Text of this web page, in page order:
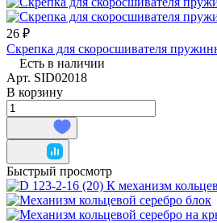
26 ₽
Скрепка для скоросшивателя
Есть в наличии
Арт. SID02018
В корзину
Быстрый просмотр